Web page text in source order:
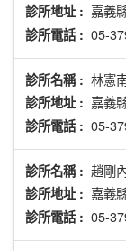
診所地址 : 嘉義
診所電話 : 05-
診所名稱 : 林憲
診所地址 : 嘉義
診所電話 : 05-
診所名稱 : 趙剛
診所地址 : 嘉義
診所電話 : 05-